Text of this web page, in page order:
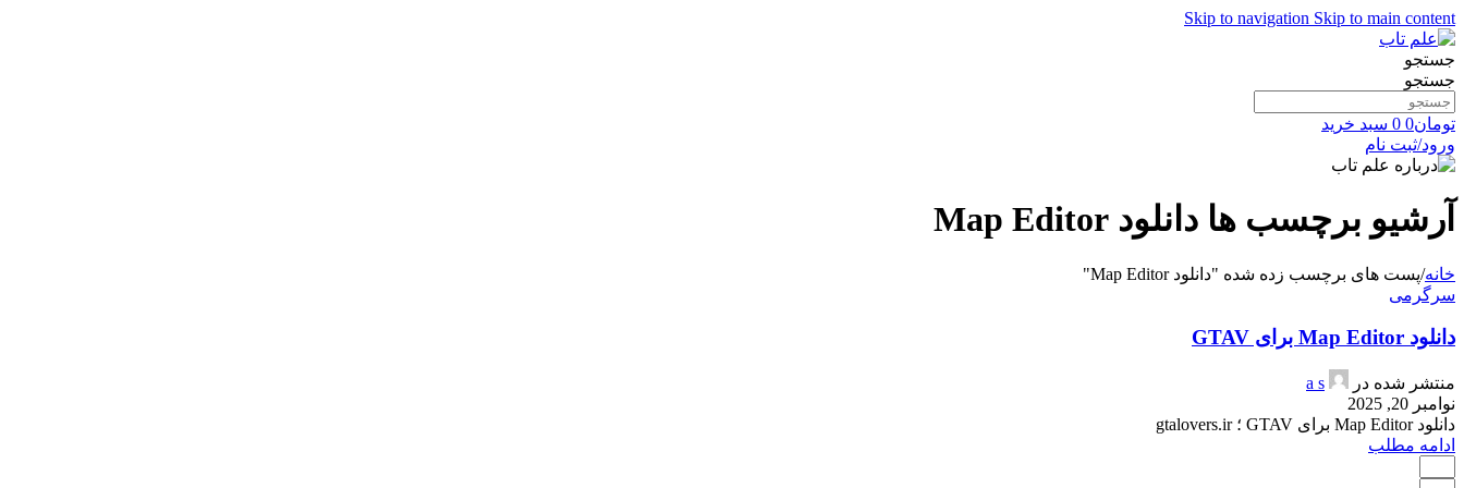
Skip to navigation Skip to main content
جستجو
جستجو
تومان0
0 سبد خرید
ورود/ثبت نام
آرشیو برچسب ها دانلود Map Editor
خانه/پست های برچسب زده شده "دانلود Map Editor"
سرگرمی
دانلود Map Editor برای GTAV
منتشر شده در
a s
نوامبر 20, 2025
دانلود Map Editor برای GTAV ؛ gtalovers.ir
ادامه مطلب